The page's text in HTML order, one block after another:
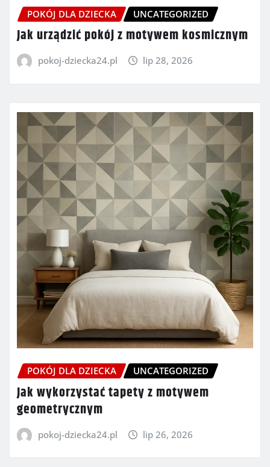
POKÓJ DLA DZIECKA UNCATEGORIZED
Jak urządzić pokój z motywem kosmicznym
pokoj-dziecka24.pl lip 28, 2026
POKÓJ DLA DZIECKA UNCATEGORIZED
Jak wykorzystać tapety z motywem
geometrycznym
pokoj-dziecka24.pl lip 26, 2026